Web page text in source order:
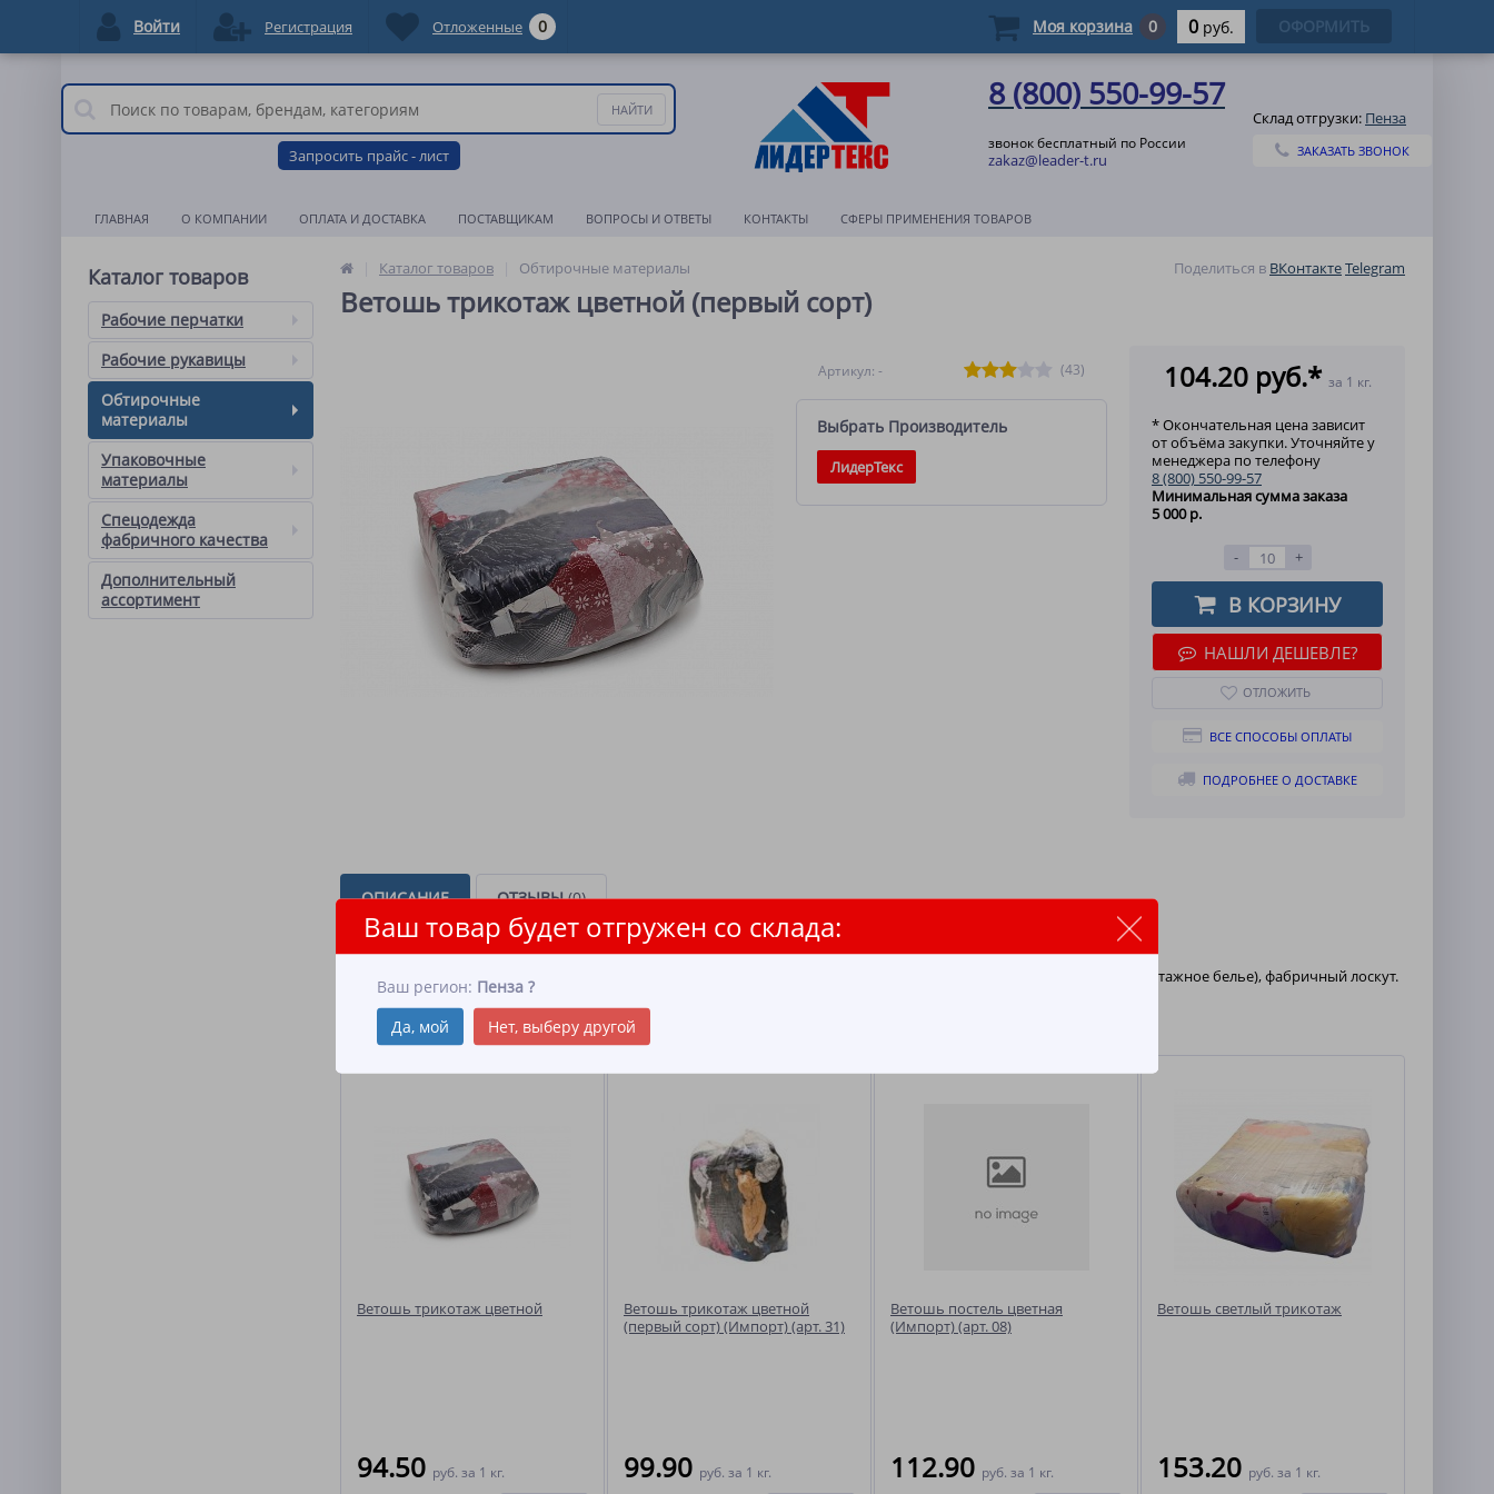
Запросить прайс - лист
8 (800) 550-99-57
звонок бесплатный по России
zakaz@leader-t.ru
Склад отгрузки: Пенза
Ваш товар будет отгружен со склада:
Ваш регион: Пенза ?
Да, мой
Нет, выберу другой
ЗАКАЗАТЬ ЗВОНОК
ГЛАВНАЯ О КОМПАНИИ ОПЛАТА И ДОСТАВКА ПОСТАВЩИКАМ ВОПРОСЫ И ОТВЕТЫ КОНТАКТЫ СФЕРЫ ПРИМЕНЕНИЯ ТОВАРОВ
Каталог товаров
Рабочие перчатки
Рабочие рукавицы
Обтирочные
материалы
Упаковочные
материалы
Спецодежда
фабричного качества
Дополнительный
ассортимент
Каталог товаров Обтирочные материалы Поделиться в ВКонтактеTelegram
Ветошь трикотаж цветной (первый сорт)
Артикул: - (43)
Выбрать Производитель
ЛидерТекс
104.20 руб.* за 1 кг.
* Окончательная цена зависит
от объёма закупки. Уточняйте у
менеджера по телефону
8 (800) 550-99-57
Минимальная сумма заказа
5 000 р.
- +
В КОРЗИНУ
НАШЛИ ДЕШЕВЛЕ?
ОТЛОЖИТЬ
ВСЕ СПОСОБЫ ОПЛАТЫ
ПОДРОБНЕЕ О ДОСТАВКЕ
ОПИСАНИЕ ОТЗЫВЫ(0)
Трикотаж цветной (Высший сорт). Трикотажные ткани (80% хб, 20% синтетики). Цветные тона.
Тонкие и средней толщины трикотажные изделия (майки, футболки поло, водолазки, тонкие толстовки, тонкое трикотажное белье), фабричный лоскут.
Похожие товары
Ветошь трикотаж цветной
94.50 руб. за 1 кг.
Ветошь трикотаж цветной
(первый сорт) (Импорт) (арт. 31)
99.90 руб. за 1 кг.
Ветошь постель цветная
(Импорт) (арт. 08)
112.90 руб. за 1 кг.
Ветошь светлый трикотаж
153.20 руб. за 1 кг.
Войти Регистрация Отложенные 0 Моя корзина 0 0 руб. ОФОРМИТЬ